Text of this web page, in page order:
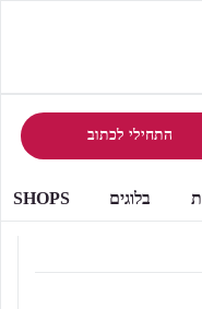
התחילי לכתוב
בלוגים SHOPS